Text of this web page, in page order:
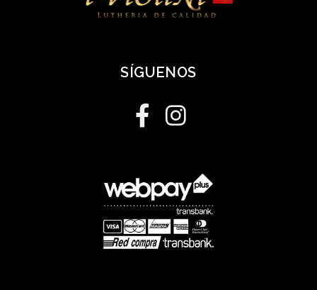
SÍGUENOS